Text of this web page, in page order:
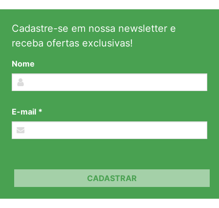
Cadastre-se em nossa newsletter e
receba ofertas exclusivas!
Nome
E-mail *
CADASTRAR